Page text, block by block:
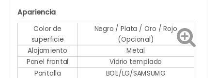
Apariencia
Color de
superficie
Negro / Plata / Oro / Rojo
(Opcional)
Alojamiento
Metal
Panel frontal
Vidrio templado
Pantalla
BOE/LG/SAMSUMG